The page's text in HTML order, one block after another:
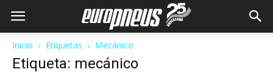
Inicio Etiquetas Mecánico
Etiqueta: mecánico